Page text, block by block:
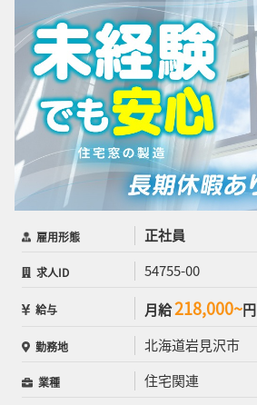
雇用形態 正社員
求人ID 54755-00
給与 月給218,000~円
勤務地 北海道岩見沢市
業種 住宅関連